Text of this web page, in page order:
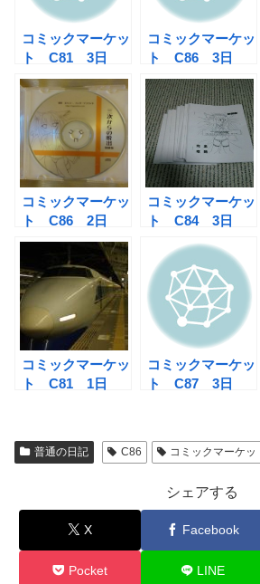
コミックマーケッ
ト C81 3日
目 悪魔の契約書
コミックマーケッ
ト C86 3日
目 オハヨー、ア
ンダーグラウンド
みたび
コミックマーケッ
ト C86 2日
目 前日修羅場in
コミックマーケッ
ト C84 3日
ンダーグラウンド
再び
コミックマーケッ
ト C81 1日
コミックマーケッ
ト C87 3日
普通の日記 C86 コミックマーケッ
シェアする
X Facebook
Pocket LINE